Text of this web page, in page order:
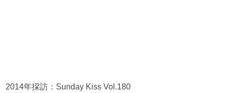
2014年採訪：Sunday Kiss Vol.180